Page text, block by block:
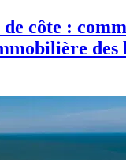
côte :
des